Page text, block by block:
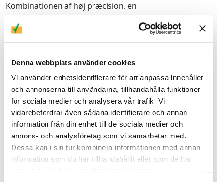
Denna webbplats använder cookies
Vi använder enhetsidentifierare för att anpassa innehållet
och annonserna till användarna, tillhandahålla funktioner
för sociala medier och analysera vår trafik. Vi
vidarebefordrar även sådana identifierare och annan
information från din enhet till de sociala medier och
annons- och analysföretag som vi samarbetar med.
Dessa kan i sin tur kombinera informationen med annan
information som du har tillhandahållit eller som de har
Kombinationen af høj præcision, en
omkostningseffektiv pris og en inkluderet licensfri
analysesoftware gør Fotric ekstremt
konkurrencedygtig på markedet.
Vil du vide mere?
Non-Destructive Testing (NDT)